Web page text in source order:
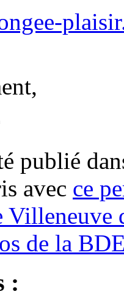
publié
avec ce
Villeneuve
de la
: